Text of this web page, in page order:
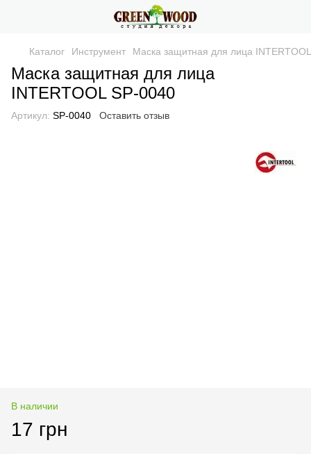
Каталог Инструмент Маска защитная для лица
Маска защитная для лица
INTERTOOL SP-0040
Артикул: SP-0040 Оставить отзыв
В наличии
17 грн